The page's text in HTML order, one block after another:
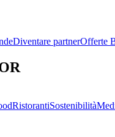
Diventare partnerOfferte
RistorantiSostenibilità